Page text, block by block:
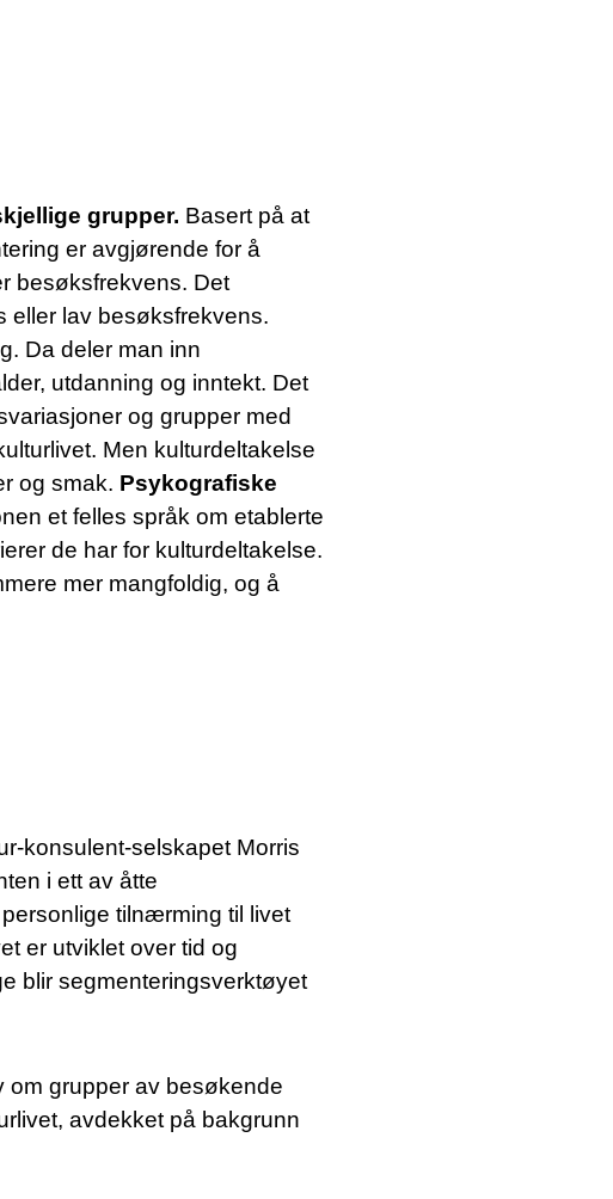
grupper. Basert på at
er avgjørende for å
besøksfrekvens. Det
eller lav besøksfrekvens.
Da deler man inn
utdanning og inntekt. Det
og grupper med
Men kulturdeltakelse
og smak. Psykografiske
et felles språk om etablerte
de har for kulturdeltakelse.
mer mangfoldig, og å
konsulent-selskapet Morris
i ett av åtte
tilnærming til livet
er utviklet over tid og
blir segmenteringsverktøyet
om grupper av besøkende
avdekket på bakgrunn